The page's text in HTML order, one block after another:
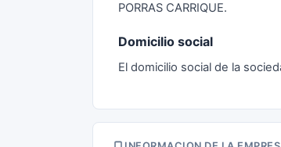
PORRAS CARRIQUE.
Domicilio social
El domicilio social de la